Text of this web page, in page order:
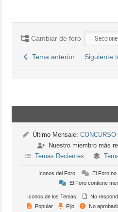
Cambiar de foro
Tema anterior Siguiente
Último Mensaje:
Nuestro miembro más
Temas Recientes
Iconos del Foro:
El Foro
El Foro contiene
Iconos de los Temas: No
Popular
Fijo No